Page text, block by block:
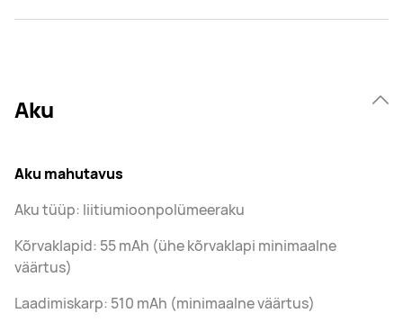
Aku
Aku mahutavus
Aku tüüp: liitiumioonpolümeeraku
Kõrvaklapid: 55 mAh (ühe kõrvaklapi minimaalne
väärtus)
Laadimiskarp: 510 mAh (minimaalne väärtus)